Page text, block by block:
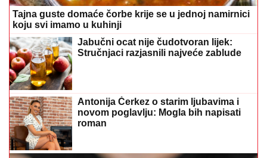
Antonija Čerkez o starim ljubavima i
novom poglavlju: Mogla bih napisati